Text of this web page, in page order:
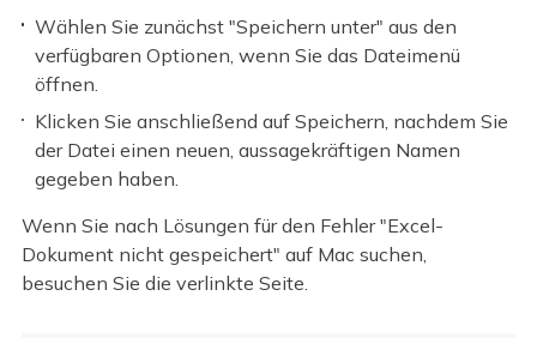
Wählen Sie zunächst "Speichern unter" aus den
verfügbaren Optionen, wenn Sie das Dateimenü
öffnen.
Klicken Sie anschließend auf Speichern, nachdem Sie
der Datei einen neuen, aussagekräftigen Namen
gegeben haben.
Wenn Sie nach Lösungen für den Fehler "Excel-
Dokument nicht gespeichert" auf Mac suchen,
besuchen Sie die verlinkte Seite.